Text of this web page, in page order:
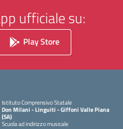
ufficiale su:
Play Store
Istituto Comprensivo Statale
Don Milani - Linguiti - Giffoni Valle Piana
(SA)
Scuola ad indirizzo musicale